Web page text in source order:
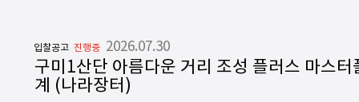
입찰공고 진행중 2026.07.30
구미1산단 아름다운 거리 조성 플러스 마스터
계 (나라장터)